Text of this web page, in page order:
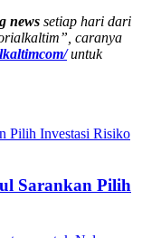
news setiap hari dari
caranya
untuk
Pilih Investasi Risiko
Sarankan Pilih